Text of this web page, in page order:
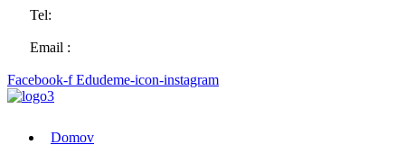
Tel:
Email :
Facebook-f Edudeme-icon-instagram
Domov